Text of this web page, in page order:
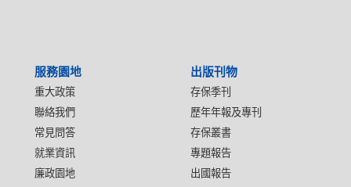
服務園地
重大政策
聯絡我們
常見問答
就業資訊
廉政園地
出版刊物
存保季刊
歷年年報及專刊
存保叢書
專題報告
出國報告